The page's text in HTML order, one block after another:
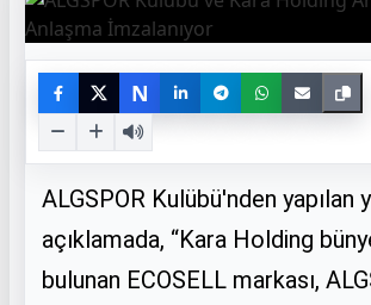
N
ALGSPOR Kulübü'nden yapılan
açıklamada, “Kara Holding
bulunan ECOSELL markası,